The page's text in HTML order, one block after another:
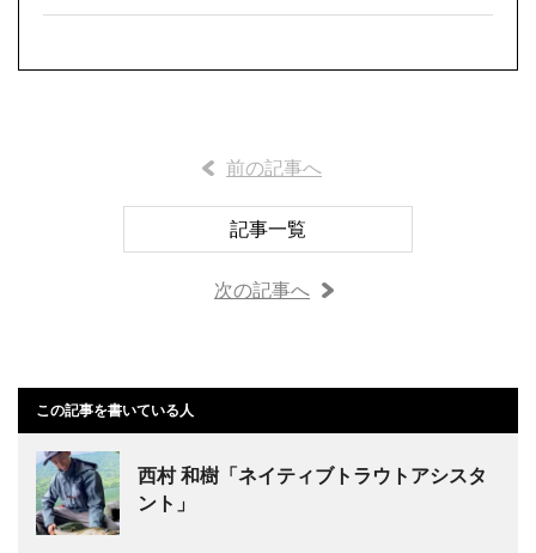
前の記事へ
記事一覧
次の記事へ
この記事を書いている人
西村 和樹「ネイティブトラウトアシスタ
ント」